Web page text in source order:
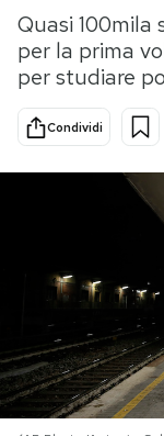
Tecnologia
Internet
Scienza
Cultura
Economia
PODCAST
NEWSLETTER
I MIEI
Quasi 100mila
per la prima
per studiare
Condividi